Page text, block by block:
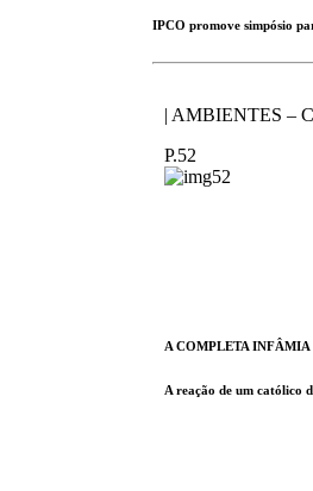
IPCO promove simpósio
| AMBIENTES –
P.52
A COMPLETA
A reação de um católico